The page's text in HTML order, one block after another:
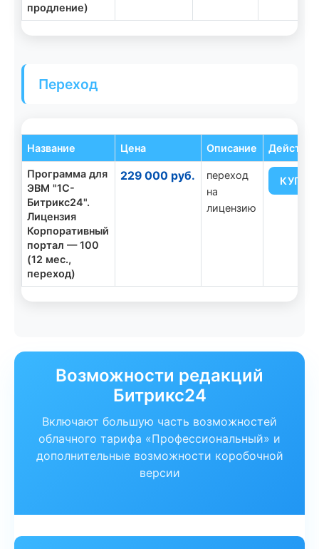
продление)
Переход
Название Цена Описание Действие
Программа для
ЭВМ "1С-
Битрикс24".
Лицензия
Корпоративный
портал — 100
(12 мес.,
переход)
229 000 руб.
переход
на
лицензию
Возможности редакций
Битрикс24
Включают большую часть возможностей
облачного тарифа «Профессиональный» и
дополнительные возможности коробочной
версии